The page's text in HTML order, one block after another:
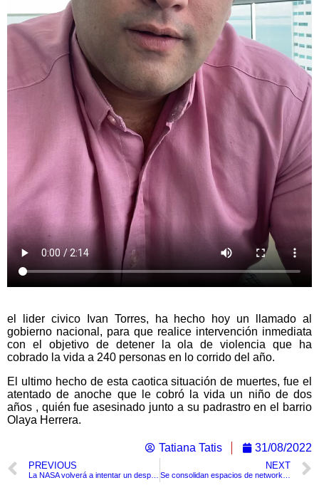
el lider civico Ivan Torres, ha hecho hoy un llamado al
gobierno nacional, para que realice intervención inmediata
con el objetivo de detener la ola de violencia que ha
cobrado la vida a 240 personas en lo corrido del año.
El ultimo hecho de esta caotica situación de muertes, fue el
atentado de anoche que le cobró la vida un niño de dos
años , quién fue asesinado junto a su padrastro en el barrio
Olaya Herrera.
Tatiana Tatis 31/08/2022
PREVIOUS NEXT